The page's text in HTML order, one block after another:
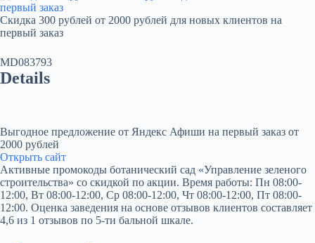
Скидка 300 рублей от 2000 рублей для новых клиентов на
первый заказ
MD083793
Details
Выгодное предложение от Яндекс Афиши на первый заказ от
2000 рублей
Открыть сайт
Активные промокоды ботанический сад «Управление зеленого
строительства» со скидкой по акции. Время работы: Пн 08:00-
12:00, Вт 08:00-12:00, Ср 08:00-12:00, Чт 08:00-12:00, Пт 08:00-
12:00. Оценка заведения на основе отзывов клиентов составляет
4,6 из 1 отзывов по 5-ти бальной шкале.